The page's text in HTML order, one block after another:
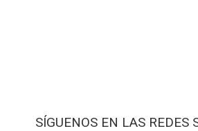
SÍGUENOS EN LAS REDES